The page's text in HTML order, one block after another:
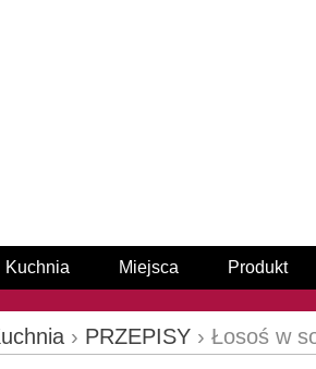
Kuchnia Miejsca Produkt
› PRZEPISY › Łosoś w